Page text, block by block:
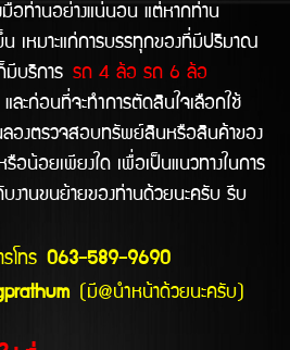
อท่านอย่างแน่นอน แต่หากท่าน
เหมาะแก่การบรรทุกของที่มีปริมาณ
มีบริการ รถ 4 ล้อ รถ 6 ล้อ
ละก่อนที่จะทำการตัดสินใจเลือกใช้
ลองตรวจสอบทรัพย์สินหรือสินค้าของ
อน้อยเพียงใด เพื่อเป็นแนวทางในการ
กับงานขนย้ายของท่านด้วยนะครับ รีบ
โทร 063-589-9690
(มี@นำหน้าด้วยนะครับ)